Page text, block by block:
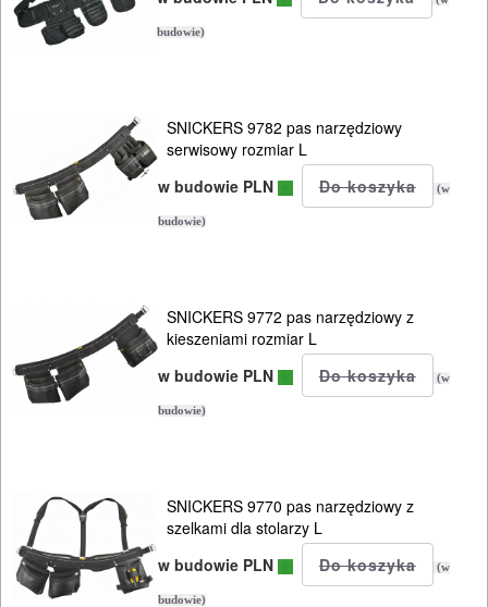
ELEKTRONARZĘDZIA
SIECIOWE
ELEKTRONARZĘDZIA
AKCESORIA
DO
budowie)
SNICKERS 9782 pas narzędziowy
serwisowy rozmiar L
w budowie PLN
(w
budowie)
SNICKERS 9772 pas narzędziowy z
kieszeniami rozmiar L
w budowie PLN
(w
budowie)
SNICKERS 9770 pas narzędziowy z
szelkami dla stolarzy L
w budowie PLN
(w
budowie)